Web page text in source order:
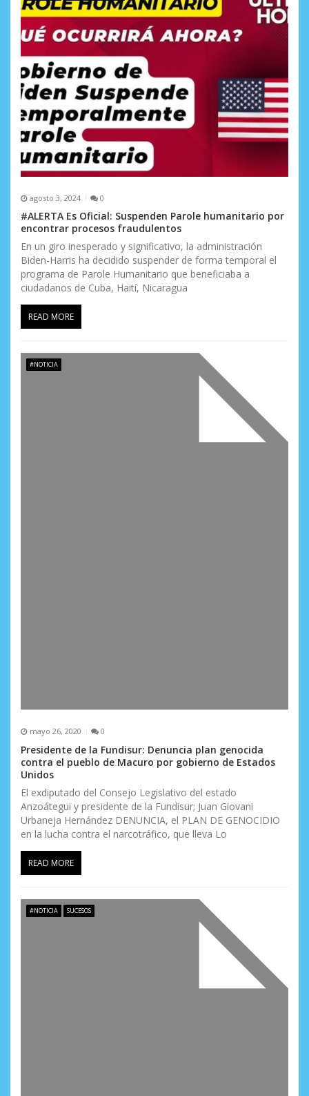
e
n
t
r
a
d
a
s
agosto 3, 2024 0
#ALERTA Es Oficial: Suspenden Parole humanitario por
encontrar procesos fraudulentos
En un giro inesperado y significativo, la administración
Biden-Harris ha decidido suspender de forma temporal el
programa de Parole Humanitario que beneficiaba a
ciudadanos de Cuba, Haití, Nicaragua
READ MORE
#NOTICIA
mayo 26, 2020 0
Presidente de la Fundisur: Denuncia plan genocida
contra el pueblo de Macuro por gobierno de Estados
Unidos
El exdiputado del Consejo Legislativo del estado
Anzoátegui y presidente de la Fundisur; Juan Giovani
Urbaneja Hernández DENUNCIA, el PLAN DE GENOCIDIO
en la lucha contra el narcotráfico, que lleva Lo
READ MORE
#NOTICIA SUCESOS